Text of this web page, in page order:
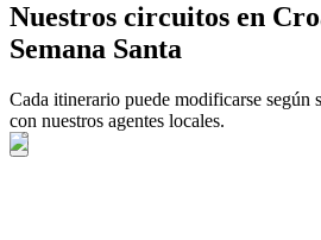
Nuestros circuitos en
Semana Santa
Cada itinerario puede modificarse según
con nuestros agentes locales.